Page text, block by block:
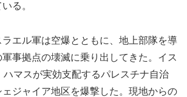
る。
エル軍は空爆とともに、地上部隊を導
事拠点の壊滅に乗り出してきた。イス
ハマスが実効支配するパレスチナ自治
ジャイア地区を爆撃した。現地からの